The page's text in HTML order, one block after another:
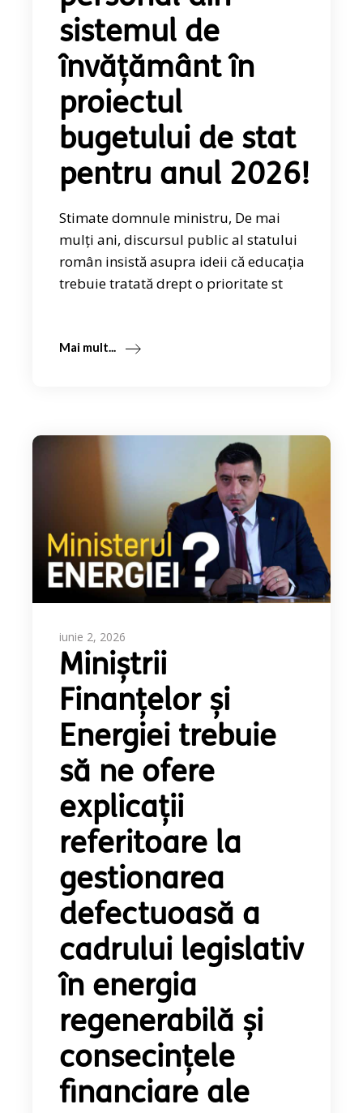
sistemul de
învățământ în
proiectul
bugetului de stat
pentru anul 2026!
Stimate domnule ministru, De mai
mulți ani, discursul public al statului
român insistă asupra ideii că educația
trebuie tratată drept o prioritate st
Mai mult...
iunie 2, 2026
Miniștrii
Finanțelor și
Energiei trebuie
să ne ofere
explicații
referitoare la
gestionarea
defectuoasă a
cadrului legislativ
în energia
regenerabilă și
consecințele
financiare ale